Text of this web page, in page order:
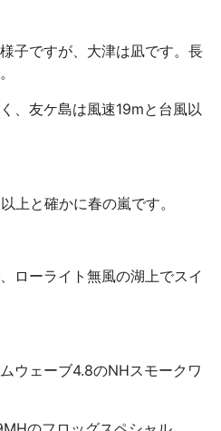
子ですが、大津は凪です。長
、友ケ島は風速19mと台風以
上と確かに春の嵐です。
ローライト無風の湖上でスイ
ウェーブ4.8のNHスモークワ